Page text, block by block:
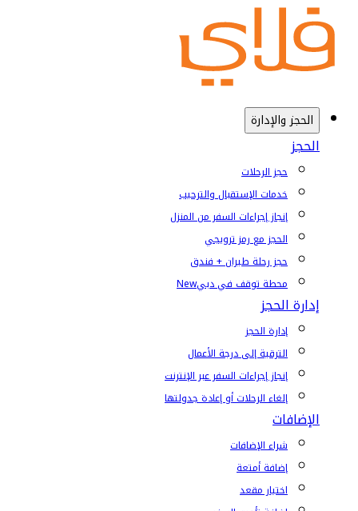
الحجز والإدارة
الحجز
حجز الرحلات
خدمات الإستقبال والترحيب
إنجاز إجراءات السفر من المنزل
الحجز مع رمز ترويجي
حجز رحلة طيران + فندق
محطة توقف في دبيNew
إدارة الحجز
إدارة الحجز
الترقية إلى درجة الأعمال
إنجاز إجراءات السفر عبر الإنترنت
إلغاء الرحلات أو إعادة جدولتها
الإضافات
شراء الإضافات
إضافة أمتعة
اختيار مقعد